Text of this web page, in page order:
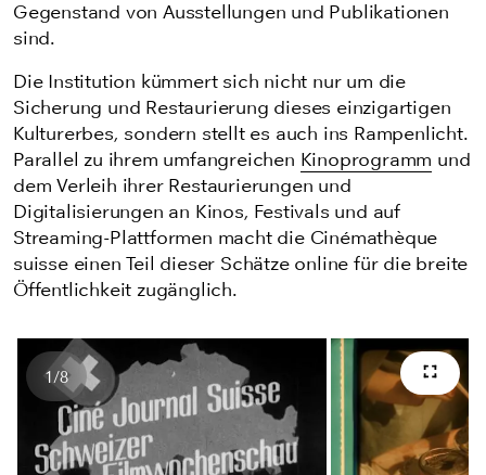
Gegenstand von Ausstellungen und Publikationen
sind.
Die Institution kümmert sich nicht nur um die
Sicherung und Restaurierung dieses einzigartigen
Kulturerbes, sondern stellt es auch ins Rampenlicht.
Parallel zu ihrem umfangreichen Kinoprogramm und
dem Verleih ihrer Restaurierungen und
Digitalisierungen an Kinos, Festivals und auf
Streaming-Plattformen macht die Cinémathèque
suisse einen Teil dieser Schätze online für die breite
Öffentlichkeit zugänglich.
Anzahl Bilder
1/8